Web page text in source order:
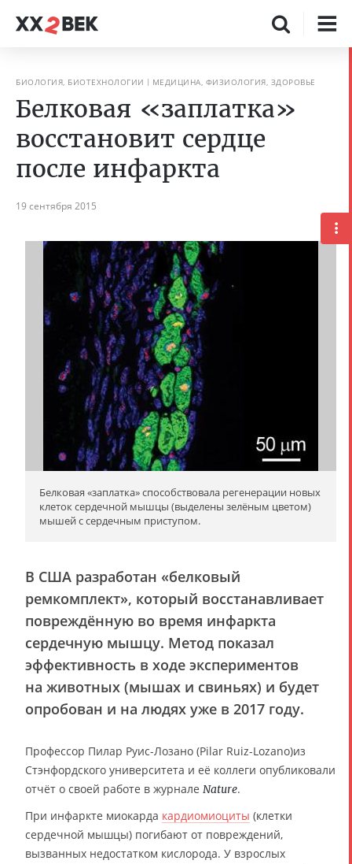
БИОЛОГИЯ, БИОТЕХНОЛОГИИ МЕДИЦИНА, ФИЗИОЛОГИЯ, ЗДОРОВЬЕ
Белковая «заплатка»
восстановит сердце
после инфаркта
19 сентября 2015
Белковая «заплатка» способствовала регенерации новых
клеток сердечной мышцы (выделены зелёным цветом)
мышей с сердечным приступом.
В США разработан «белковый
ремкомплект», который восстанавливает
повреждённую во время инфаркта
сердечную мышцу. Метод показал
эффективность в ходе экспериментов
на животных (мышах и свиньях) и будет
опробован и на людях уже в 2017 году.
Профессор Пилар Руис-Лозано (Pilar Ruiz-Lozano)из
Стэнфордского университета и её коллеги опубликовали
отчёт о своей работе в журнале Nature.
При инфаркте миокарда кардиомиоциты (клетки
сердечной мышцы) погибают от повреждений,
вызванных недостатком кислорода. У взрослых